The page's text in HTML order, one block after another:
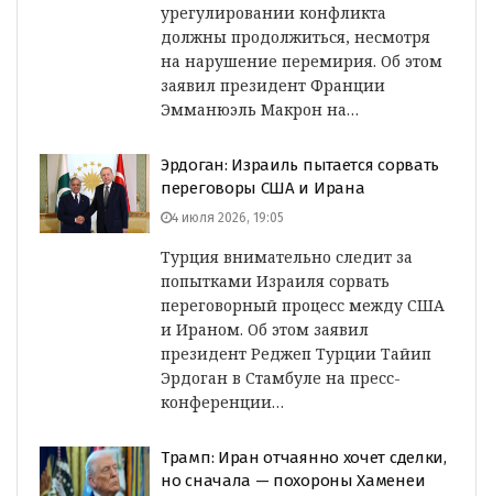
урегулировании конфликта
должны продолжиться, несмотря
на нарушение перемирия. Об этом
заявил президент Франции
Эмманюэль Макрон на…
Эрдоган: Израиль пытается сорвать
переговоры США и Ирана
4 июля 2026, 19:05
Турция внимательно следит за
попытками Израиля сорвать
переговорный процесс между США
и Ираном. Об этом заявил
президент Реджеп Турции Тайип
Эрдоган в Стамбуле на пресс-
конференции…
Трамп: Иран отчаянно хочет сделки,
но сначала — похороны Хаменеи